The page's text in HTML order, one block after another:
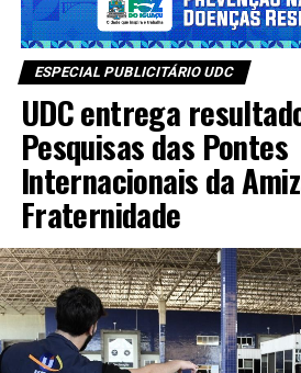
ESPECIAL PUBLICITÁRIO UDC
UDC entrega
Pesquisas das Pontes
Internacionais da
Fraternidade